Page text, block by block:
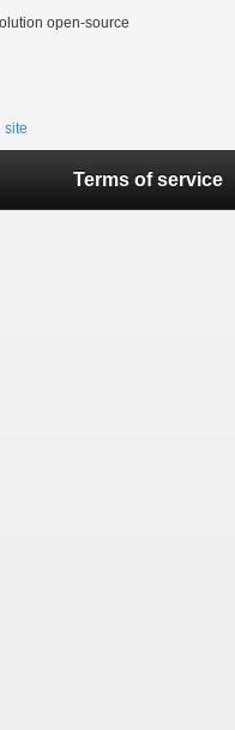
open-source
site
Terms of service